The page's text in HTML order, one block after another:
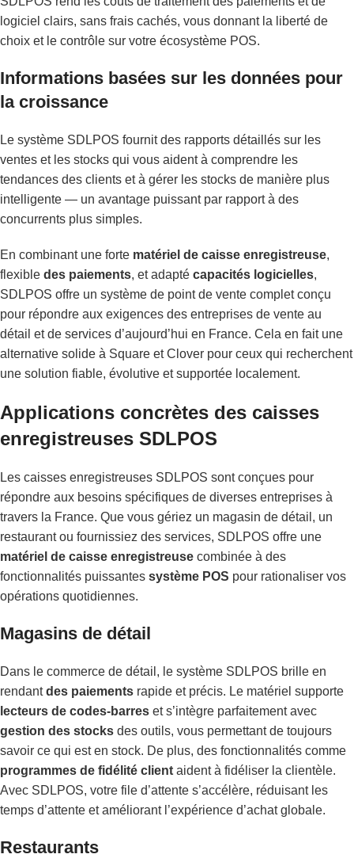
logiciel clairs, sans frais cachés, vous donnant la liberté de
choix et le contrôle sur votre écosystème POS.
Informations basées sur les données pour
la croissance
Le système SDLPOS fournit des rapports détaillés sur les
ventes et les stocks qui vous aident à comprendre les
tendances des clients et à gérer les stocks de manière plus
intelligente — un avantage puissant par rapport à des
concurrents plus simples.
En combinant une forte matériel de caisse enregistreuse,
flexible des paiements, et adapté capacités logicielles,
SDLPOS offre un système de point de vente complet conçu
pour répondre aux exigences des entreprises de vente au
détail et de services d’aujourd’hui en France. Cela en fait une
alternative solide à Square et Clover pour ceux qui recherchent
une solution fiable, évolutive et supportée localement.
Applications concrètes des caisses
enregistreuses SDLPOS
Les caisses enregistreuses SDLPOS sont conçues pour
répondre aux besoins spécifiques de diverses entreprises à
travers la France. Que vous gériez un magasin de détail, un
restaurant ou fournissiez des services, SDLPOS offre une
matériel de caisse enregistreuse combinée à des
fonctionnalités puissantes système POS pour rationaliser vos
opérations quotidiennes.
Magasins de détail
Dans le commerce de détail, le système SDLPOS brille en
rendantdes paiements rapide et précis. Le matériel supporte
lecteurs de codes-barres et s’intègre parfaitement avec
gestion des stocks des outils, vous permettant de toujours
savoir ce qui est en stock. De plus, des fonctionnalités comme
programmes de fidélité client aident à fidéliser la clientèle.
Avec SDLPOS, votre file d’attente s’accélère, réduisant les
temps d’attente et améliorant l’expérience d’achat globale.
Restaurants